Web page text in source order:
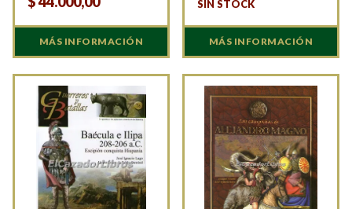
MÁS INFORMACIÓN
SIN STOCK
MÁS INFORMACIÓN